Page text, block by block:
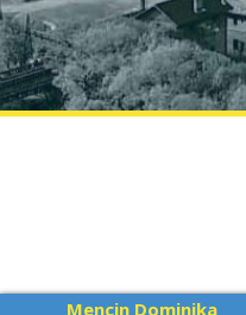
Mencin Dominika